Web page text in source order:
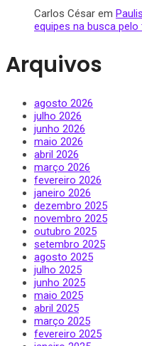
Carlos César em
equipes na busca pelo
Arquivos
agosto 2026
julho 2026
junho 2026
maio 2026
abril 2026
março 2026
fevereiro 2026
janeiro 2026
dezembro 2025
novembro 2025
outubro 2025
setembro 2025
agosto 2025
julho 2025
junho 2025
maio 2025
abril 2025
março 2025
fevereiro 2025